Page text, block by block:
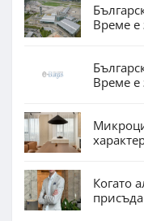
Време
Време
Когато
присъда